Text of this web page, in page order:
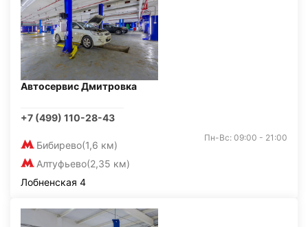
Автосервис Дмитровка
+7 (499) 110-28-43
Бибирево(1,6 км)
Алтуфьево(2,35 км)
Пн-Вс: 09:00 - 21:00
Лобненская 4